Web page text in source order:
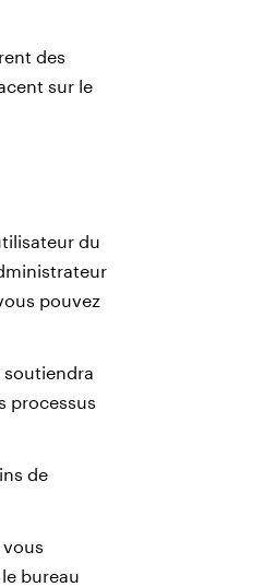
des
sur le
du
pouvez
soutiendra
processus
de
bureau